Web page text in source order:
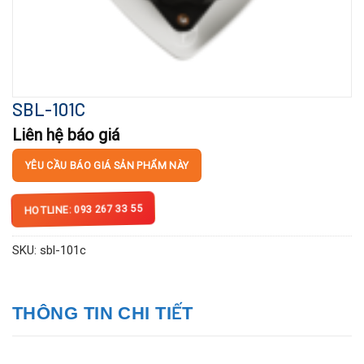
SBL-101C
Liên hệ báo giá
YÊU CẦU BÁO GIÁ SẢN PHẨM NÀY
HOTLINE: 093 267 33 55
SKU: sbl-101c
THÔNG TIN CHI TIẾT